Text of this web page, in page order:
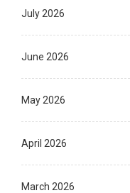
July 2026
June 2026
May 2026
April 2026
March 2026